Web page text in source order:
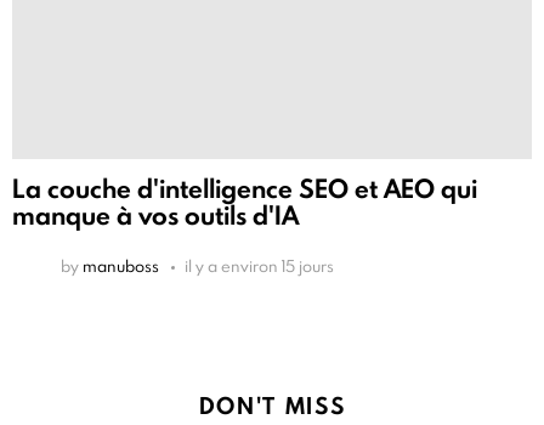
La couche d'intelligence SEO et AEO qui
manque à vos outils d'IA
by manuboss il y a environ 15 jours
DON'T MISS